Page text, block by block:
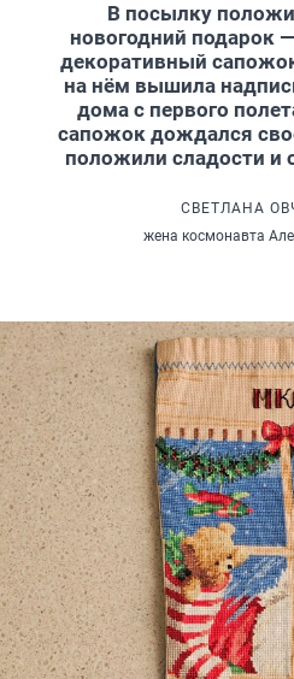
В посылку
новогодний подарок
декоративный
на нём вышила
дома с первого
сапожок дождался
положили сладости и
СВЕТЛАНА
жена космонавта